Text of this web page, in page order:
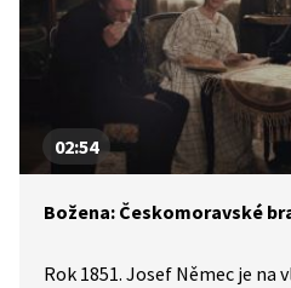
02:54
Božena: Českomoravské
Rok 1851. Josef Němec je